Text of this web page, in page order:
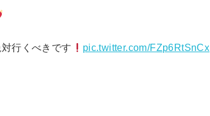
行くべきです pic.twitter.com/FZp6RtSnCx